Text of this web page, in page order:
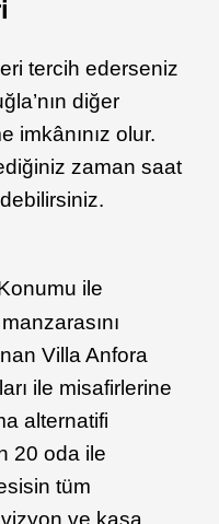
tercih ederseniz
diğer
imkânınız olur.
zaman saat
ile
Villa Anfora
ile misafirlerine
alternatifi
20 oda ile
tüm
ve kasa